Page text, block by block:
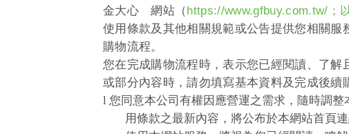
金大心 網站 （https://www.gfbuy.com.tw/ ；
使用條款及其他相關規範或公告提供您相關
購物流程。
您在完成購物流程時，表示您已經閱讀、了
或部分內容時，請勿填寫基本資料及完成後續
l 您同意本公司有權因應營運之需求，隨時調
用條款之最新內容，將公布於本網站首頁